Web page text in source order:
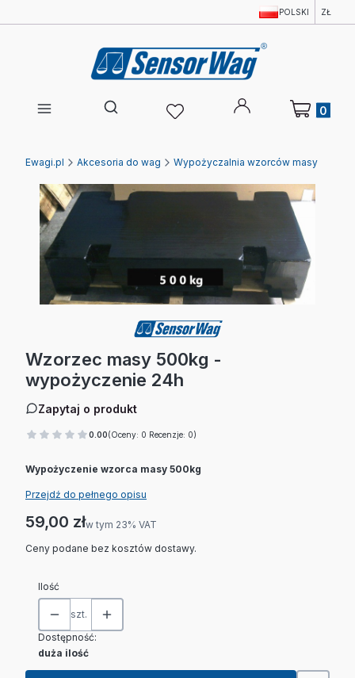
POLSKI ZŁ
Otwórz wyszukiwarkę
Produkty w
Ewagi.pl Akcesoria do wag Wypożyczalnia wzorców masy
Wzorzec masy 500kg -
wypożyczenie 24h
Zapytaj o produkt
0.00(Oceny: 0 Recenzje: 0)
Wypożyczenie wzorca masy 500kg
Przejdź do pełnego opisu
Cena
59,00 złw tym 23% VAT
w tym 23% VAT
Ceny podane bez kosztów dostawy.
Ilość
szt.
Dostępność:
duża ilość